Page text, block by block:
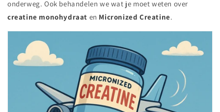
onderweg. Ook behandelen we wat je moet weten over
creatine monohydraat en Micronized Creatine.